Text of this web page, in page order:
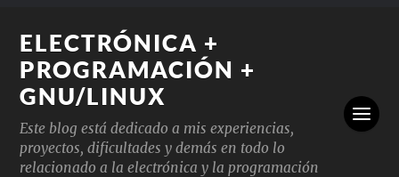
ELECTRÓNICA +
PROGRAMACIÓN +
GNU/LINUX
Este blog está dedicado a mis experiencias,
proyectos, dificultades y demás en todo lo
relacionado a la electrónica y la programación